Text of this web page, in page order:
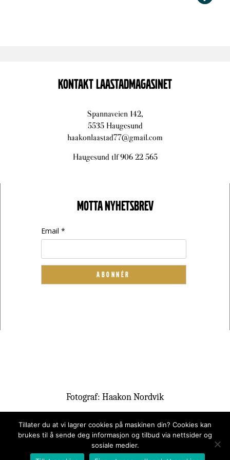
KONTAKT LAASTADMAGASINET
Spannaveien 142,
5535 Haugesund
haakonlaastad77@gmail.com
Haugesund tlf 906 22 565
MOTTA NYHETSBREV
Email *
Fotograf: Haakon Nordvik
Tillater du at vi lagrer cookies på maskinen din? Cookies kan
brukes til å sende deg informasjon og tilbud via nettsider og
sosiale medier.